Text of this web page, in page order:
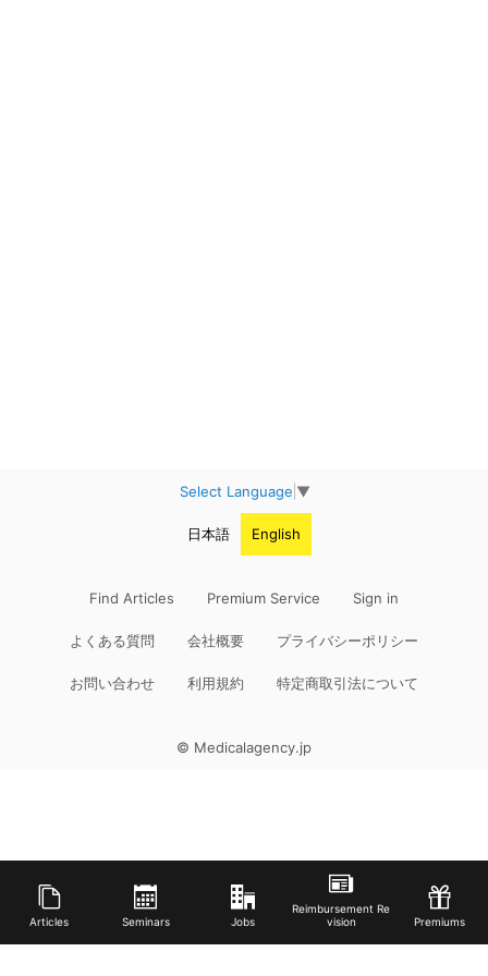
Articles Seminars Jobs
Reimbursement Re
vision
Premiums
Select Language ▼
日本語 English
Find Articles Premium Service Sign in
よくある質問 会社概要 プライバシーポリシー
お問い合わせ 利用規約 特定商取引法について
© Medicalagency.jp